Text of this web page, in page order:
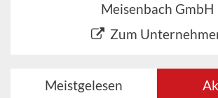
Meisenbach GmbH
Zum
Meistgelesen